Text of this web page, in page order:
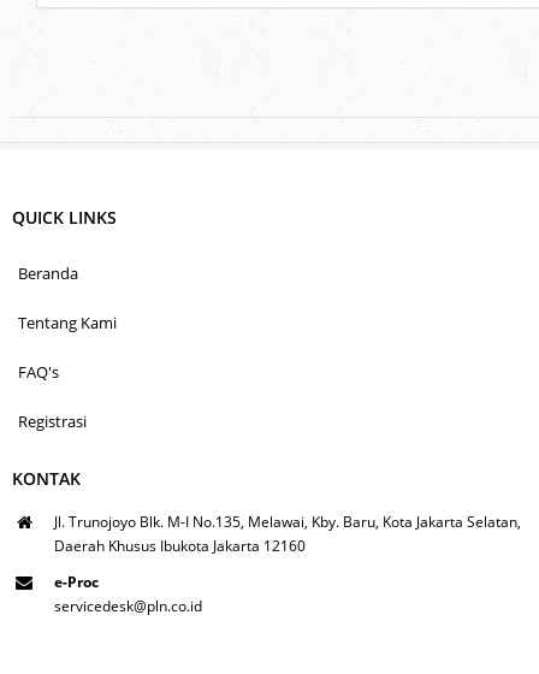
QUICK LINKS
Beranda
Tentang Kami
FAQ's
Registrasi
KONTAK
Jl. Trunojoyo Blk. M-I No.135, Melawai, Kby. Baru, Kota Jakarta Selatan,
Daerah Khusus Ibukota Jakarta 12160
e-Proc
servicedesk@pln.co.id